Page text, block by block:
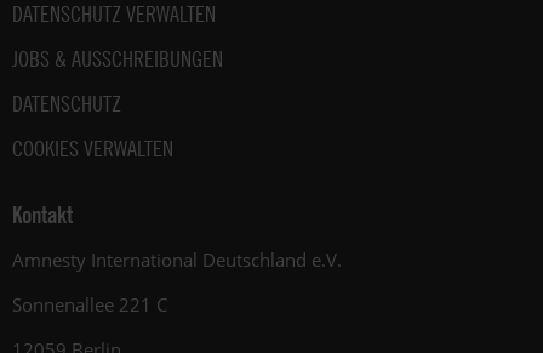
DATENSCHUTZ VERWALTEN
JOBS & AUSSCHREIBUNGEN
DATENSCHUTZ
COOKIES VERWALTEN
Kontakt
Amnesty International Deutschland e.V.
Sonnenallee 221 C